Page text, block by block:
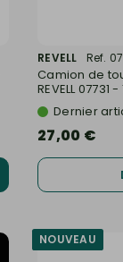
REVELL Ref.
Camion de
REVELL 07731
Dernier
27,00 €
NOUVEAU